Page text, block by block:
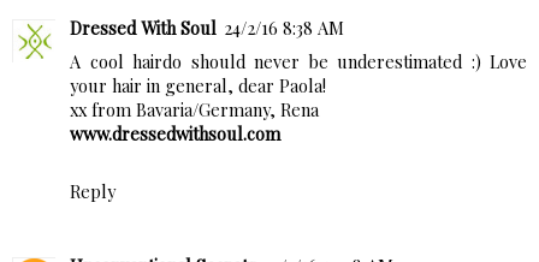
Dressed With Soul 24/2/16 8:38 AM
A cool hairdo should never be underestimated :) Love
your hair in general, dear Paola!
xx from Bavaria/Germany, Rena
www.dressedwithsoul.com
Reply